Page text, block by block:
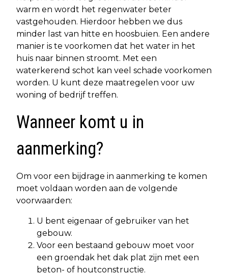
warm en wordt het regenwater beter
vastgehouden. Hierdoor hebben we dus
minder last van hitte en hoosbuien. Een andere
manier is te voorkomen dat het water in het
huis naar binnen stroomt. Met een
waterkerend schot kan veel schade voorkomen
worden. U kunt deze maatregelen voor uw
woning of bedrijf treffen.
Wanneer komt u in
aanmerking?
Om voor een bijdrage in aanmerking te komen
moet voldaan worden aan de volgende
voorwaarden:
U bent eigenaar of gebruiker van het
gebouw.
Voor een bestaand gebouw moet voor
een groendak het dak plat zijn met een
beton- of houtconstructie.